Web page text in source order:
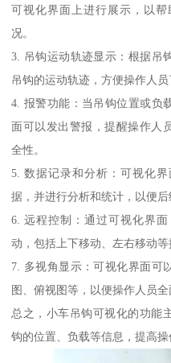
可视化界面上进行展示，以
况。
3. 吊钩运动轨迹显示：根据吊
吊钩的运动轨迹，方便操作人员
4. 报警功能：当吊钩位置或负
面可以发出警报，提醒操作人
全性。
5. 数据记录和分析：可视化
据，并进行分析和统计，以便后
6. 远程控制：通过可视化界
动，包括上下移动、左右移动
7. 多视角显示：可视化界面可
图、俯视图等，以便操作人员
总之，小车吊钩可视化的功能
钩的位置、负载等信息，提高操